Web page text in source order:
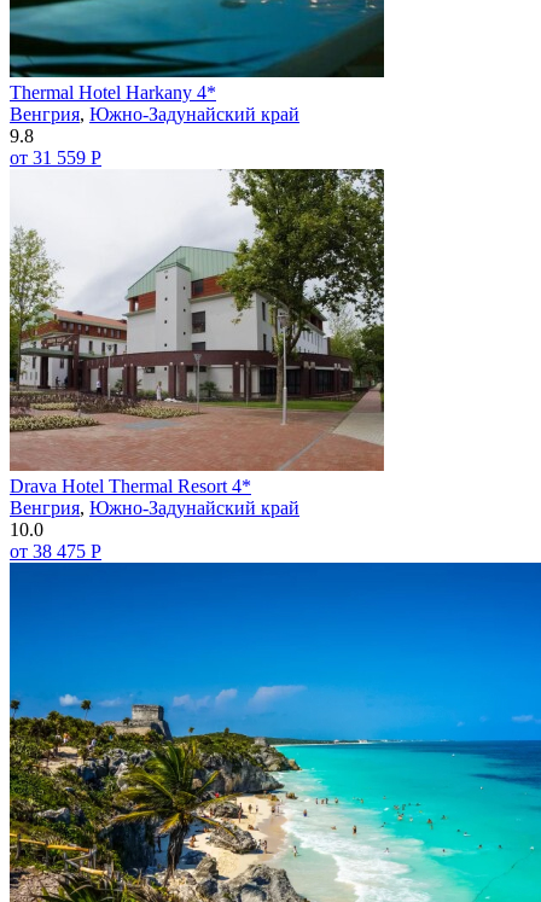
Thermal Hotel Harkany 4*
Венгрия, Южно-Задунайский край
9.8
от 31 559 Р
Drava Hotel Thermal Resort 4*
Венгрия, Южно-Задунайский край
10.0
от 38 475 Р